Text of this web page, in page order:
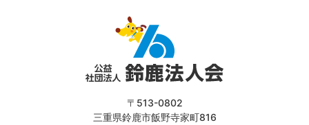
〒513-0802
三重県鈴鹿市飯野寺家町816